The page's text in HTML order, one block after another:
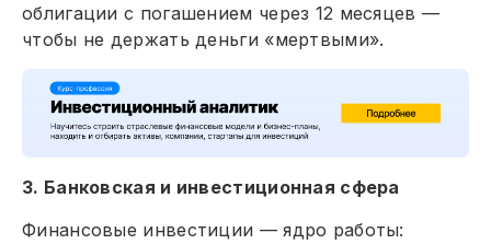
облигации с погашением через 12 месяцев —
чтобы не держать деньги «мертвыми».
3. Банковская и инвестиционная сфера
Финансовые инвестиции — ядро работы: